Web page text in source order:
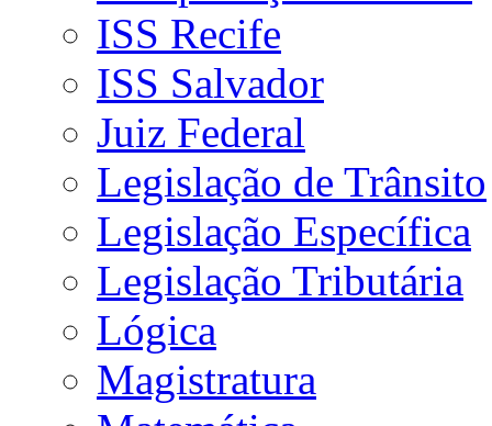
ISS Recife
ISS Salvador
Juiz Federal
Legislação de Trânsito
Legislação Específica
Legislação Tributária
Lógica
Magistratura